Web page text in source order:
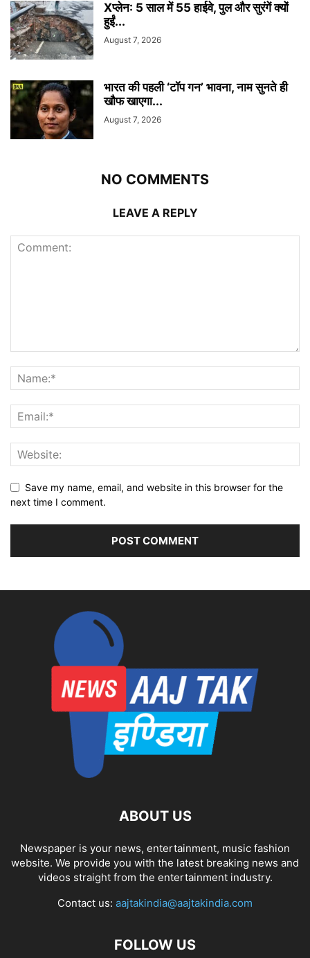
Xप्लेन: 5 साल में 55 हाईवे, पुल और सुरंगें क्यों
हुईं...
August 7, 2026
भारत की पहली ‘टॉप गन’ भावना, नाम सुनते ही
खौफ खाएगा...
August 7, 2026
NO COMMENTS
LEAVE A REPLY
Save my name, email, and website in this browser for the
next time I comment.
ABOUT US
Newspaper is your news, entertainment, music fashion
website. We provide you with the latest breaking news and
videos straight from the entertainment industry.
Contact us: aajtakindia@aajtakindia.com
FOLLOW US